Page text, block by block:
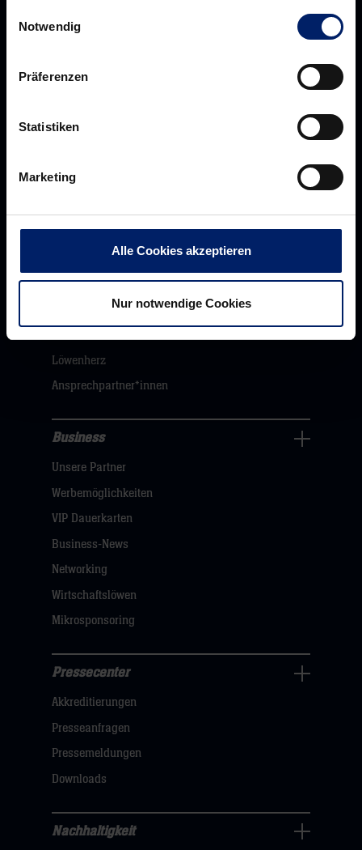
Notwendig
Präferenzen
Statistiken
Marketing
Alle Cookies akzeptieren
Nur notwendige Cookies
Navigation
dann
hier
Über uns
Werte der Löwen
Historie
Löwenherz
Ansprechpartner*innen
Navigation
öffnen,
dann
Business
Unsere Partner
Werbemöglichkeiten
VIP Dauerkarten
Business-News
Networking
Wirtschaftslöwen
Mikrosponsoring
Navigation
öffnen,
dann
hier
Pressecenter
Akkreditierungen
Presseanfragen
Pressemeldungen
Downloads
Nachhaltigkeit
Nachhaltigkeit